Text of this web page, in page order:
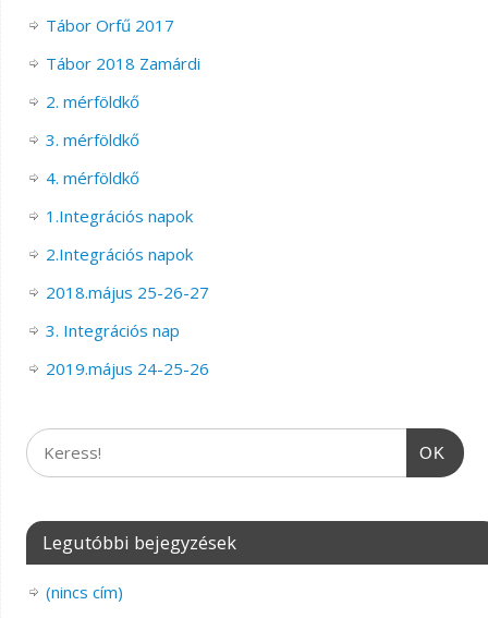
Tábor Orfű 2017
Tábor 2018 Zamárdi
2. mérföldkő
3. mérföldkő
4. mérföldkő
1.Integrációs napok
2.Integrációs napok
2018.május 25-26-27
3. Integrációs nap
2019.május 24-25-26
OK
Legutóbbi bejegyzések
(nincs cím)